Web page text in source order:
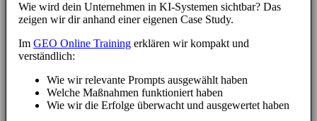
Wie wird dein Unternehmen in KI-Systemen sichtbar? Das
zeigen wir dir anhand einer eigenen Case Study.
Im GEO Online Training erklären wir kompakt und
verständlich:
Wie wir relevante Prompts ausgewählt haben
Welche Maßnahmen funktioniert haben
Wie wir die Erfolge überwacht und ausgewertet haben